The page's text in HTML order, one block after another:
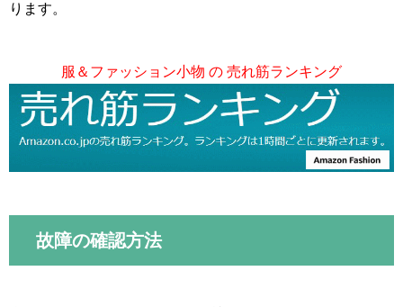
ります。
服＆ファッション小物 の 売れ筋ランキング
故障の確認方法